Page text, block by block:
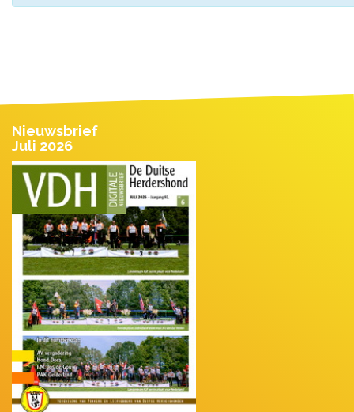
Nieuwsbrief
Juli 2026